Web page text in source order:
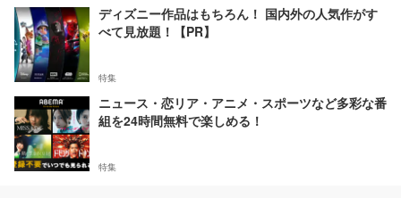
ディズニー作品はもちろん！ 国内外の人気作がす
べて見放題！【PR】
特集
ニュース・恋リア・アニメ・スポーツなど多彩な番
組を24時間無料で楽しめる！
特集